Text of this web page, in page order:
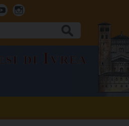
YoutubeInstagram
di Ivrea